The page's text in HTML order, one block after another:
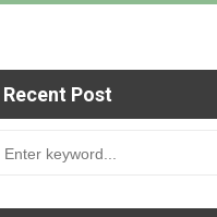
மின்னல்
Recent Post